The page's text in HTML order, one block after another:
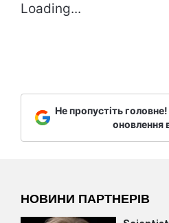
Loading...
Не пропустіть
оновлення